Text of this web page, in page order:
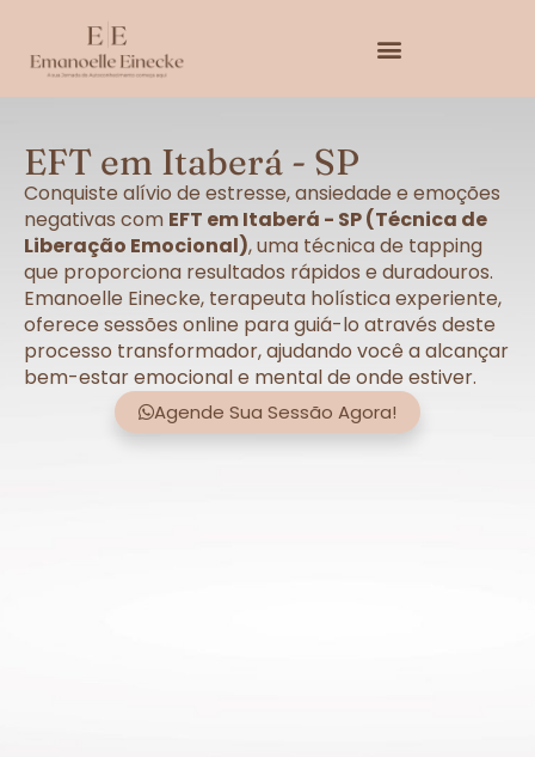
EFT em Itaberá - SP
Conquiste alívio de estresse, ansiedade e emoções
negativas com EFT em Itaberá - SP (Técnica de
Liberação Emocional), uma técnica de tapping
que proporciona resultados rápidos e duradouros.
Emanoelle Einecke, terapeuta holística experiente,
oferece sessões online para guiá-lo através deste
processo transformador, ajudando você a alcançar
bem-estar emocional e mental de onde estiver.
Agende Sua Sessão Agora!